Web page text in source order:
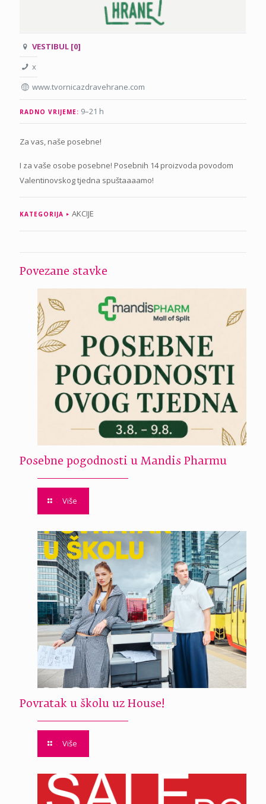
VESTIBUL [0]
x
www.tvornicazdravehrane.com
RADNO VRIJEME: 9–21 h
Za vas, naše posebne!
I za vaše osobe posebne! Posebnih 14 proizvoda povodom
Valentinovskog tjedna spuštaaaamo!
KATEGORIJA AKCIJE
Povezane stavke
Posebne pogodnosti u Mandis Pharmu
Više
Povratak u školu uz House!
Više